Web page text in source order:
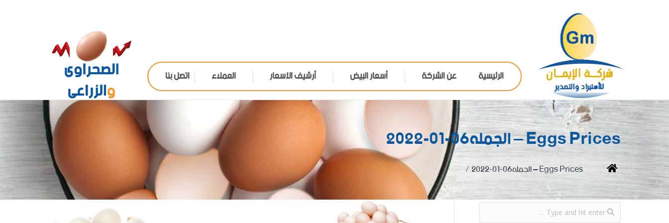
الرئيسية عن الشركة أسعار البيض أرشيف الأسعار العملاء اتصل بنا
Eggs Prices – الجمله06-01-2022
You are here:
Home Eggs Prices – الجمله06-01-2022